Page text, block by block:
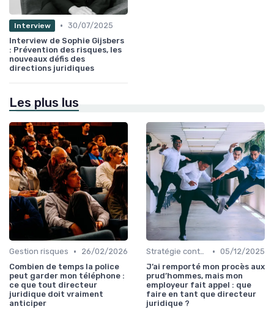
Interview • 30/07/2025
Interview de Sophie Gijsbers
: Prévention des risques, les
nouveaux défis des
directions juridiques
Les plus lus
Gestion risques •
26/02/2026
Combien de temps la police
peut garder mon téléphone :
ce que tout directeur
juridique doit vraiment
anticiper
Stratégie contentieuse • 05/12/2025
J’ai remporté mon procès aux
prud’hommes, mais mon
employeur fait appel : que
faire en tant que directeur
juridique ?